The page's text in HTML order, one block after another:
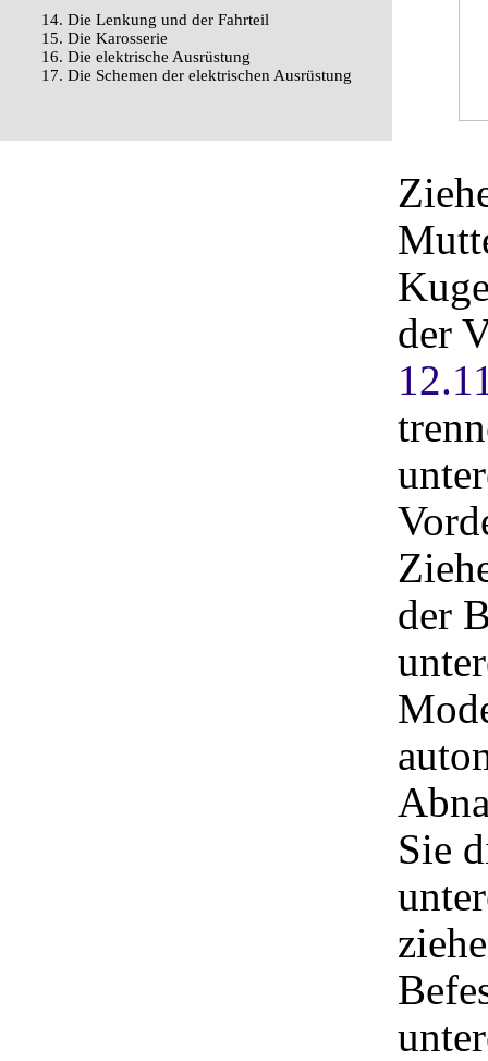
14. Die Lenkung und der Fahrteil
15. Die Karosserie
16. Die elektrische Ausrüstung
17. Die Schemen der elektrischen Ausrüstung
der
der
Sie